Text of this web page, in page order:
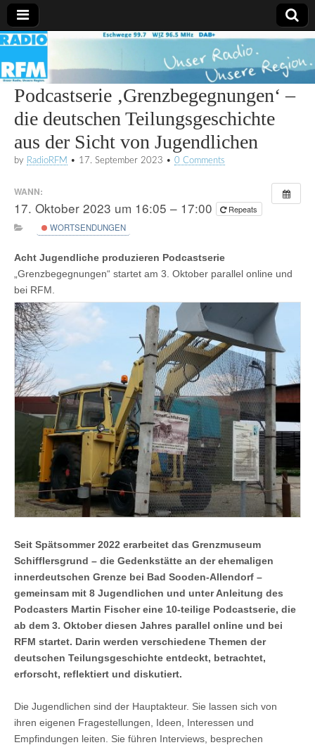
Radio
RFM
Podcastserie ‚Grenzbegegnungen‘ –
die deutschen Teilungsgeschichte
aus der Sicht von Jugendlichen
by RadioRFM • 17. September 2023 • 0 Comments
WANN:
17. Oktober 2023 um 16:05 – 17:00
Repeats
WORTSENDUNGEN
Acht Jugendliche produzieren Podcastserie
„Grenzbegegnungen“ startet am 3. Oktober parallel online und
bei RFM.
Seit Spätsommer 2022 erarbeitet das Grenzmuseum
Schifflersgrund – die Gedenkstätte an der ehemaligen
innerdeutschen Grenze bei Bad Sooden-Allendorf –
gemeinsam mit 8 Jugendlichen und unter Anleitung des
Podcasters Martin Fischer eine 10-teilige Podcastserie, die
ab dem 3. Oktober diesen Jahres parallel online und bei
RFM startet. Darin werden verschiedene Themen der
deutschen Teilungsgeschichte entdeckt, betrachtet,
erforscht, reflektiert und diskutiert.
Die Jugendlichen sind der Hauptakteur. Sie lassen sich von
ihren eigenen Fragestellungen, Ideen, Interessen und
Empfindungen leiten. Sie führen Interviews, besprechen